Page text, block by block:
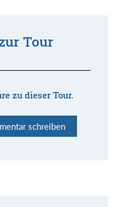
Tour
zu dieser Tour.
schreiben